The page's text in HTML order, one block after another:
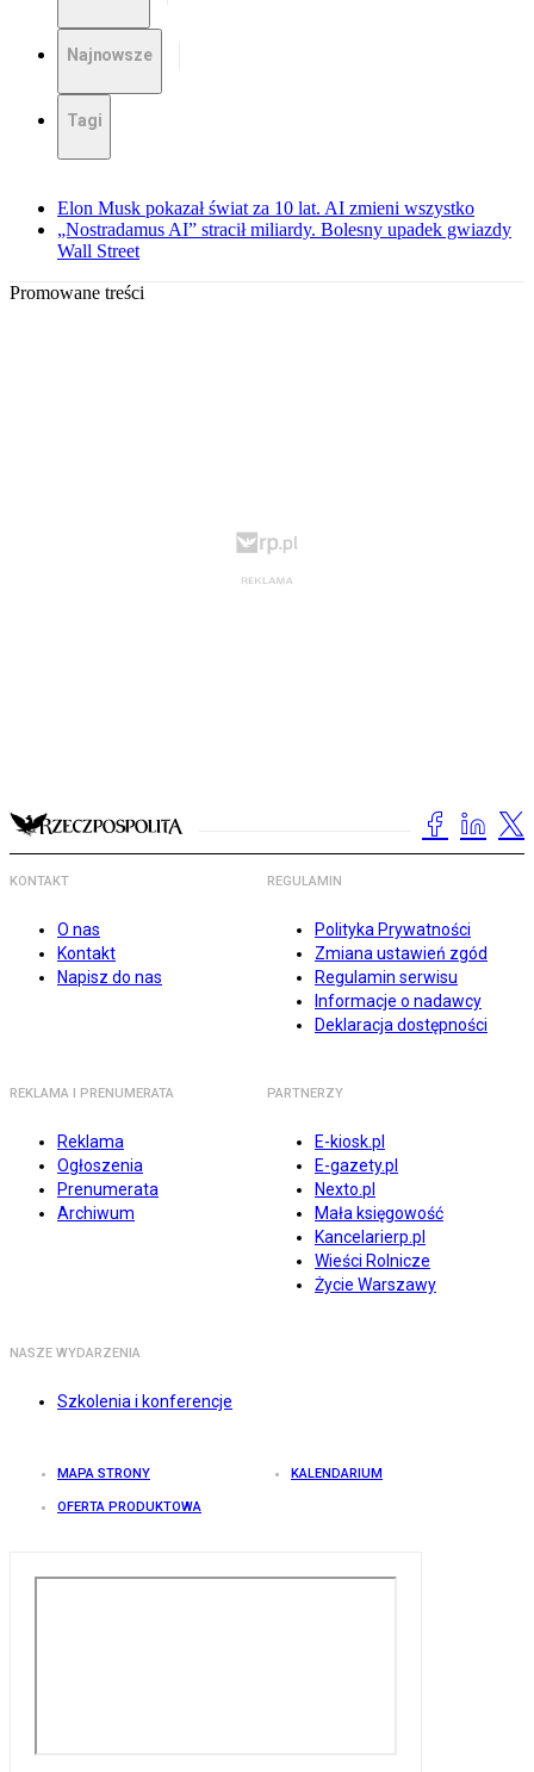
Najnowsze
Tagi
Elon Musk pokazał świat za 10 lat. AI zmieni wszystko
„Nostradamus AI” stracił miliardy. Bolesny upadek gwiazdy
Wall Street
Promowane treści
KONTAKT
O nas
Kontakt
Napisz do nas
REGULAMIN
Polityka Prywatności
Zmiana ustawień zgód
Regulamin serwisu
Informacje o nadawcy
Deklaracja dostępności
REKLAMA I PRENUMERATA
Reklama
Ogłoszenia
Prenumerata
Archiwum
PARTNERZY
E-kiosk.pl
E-gazety.pl
Nexto.pl
Mała księgowość
Kancelarierp.pl
Wieści Rolnicze
Życie Warszawy
NASZE WYDARZENIA
Szkolenia i konferencje
MAPA STRONY KALENDARIUM
OFERTA PRODUKTOWA